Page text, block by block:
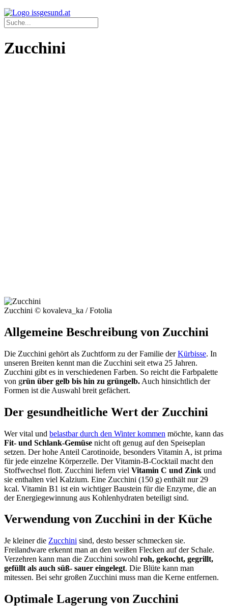
Zucchini
Zucchini © kovaleva_ka / Fotolia
Allgemeine Beschreibung von Zucchini
Die Zucchini gehört als Zuchtform zu der Familie derKürbisse. In
unseren Breiten kennt man die Zucchini seit etwa 25 Jahren.
Zucchini gibt es in verschiedenen Farben. So reicht die Farbpalette
von grün über gelb bis hin zu grüngelb. Auch hinsichtlich der
Formen ist die Auswahl breit gefächert.
Der gesundheitliche Wert der Zucchini
Wer vital und belastbar durch den Winter kommen möchte, kann das
Fit- und Schlank-Gemüse nicht oft genug auf den Speiseplan
setzen. Der hohe Anteil Carotinoide, besonders Vitamin A, ist prima
für jede einzelne Körperzelle. Der Vitamin-B-Cocktail macht den
Stoffwechsel flott. Zucchini liefern viel Vitamin C und Zink und
sie enthalten viel Kalzium. Eine Zucchini (150 g) enthält nur 29
kcal. Vitamin B1 ist ein wichtiger Baustein für die Enzyme, die an
der Energiegewinnung aus Kohlenhydraten beteiligt sind.
Verwendung von Zucchini in der Küche
Je kleiner die Zucchini sind, desto besser schmecken sie.
Freilandware erkennt man an den weißen Flecken auf der Schale.
Verzehren kann man die Zucchini sowohl roh, gekocht, gegrillt,
gefüllt als auch süß- sauer eingelegt. Die Blüte kann man
mitessen. Bei sehr großen Zucchini muss man die Kerne entfernen.
Optimale Lagerung von Zucchini